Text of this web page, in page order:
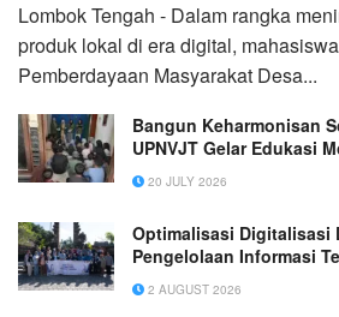
Lombok Tengah - Dalam rangka
produk lokal di era digital,
Pemberdayaan Masyarakat Desa...
Bangun Keharmonisan
UPNVJT Gelar Edukasi
20 JULY 2026
Optimalisasi Digitalisasi
Pengelolaan Informasi
2 AUGUST 2026